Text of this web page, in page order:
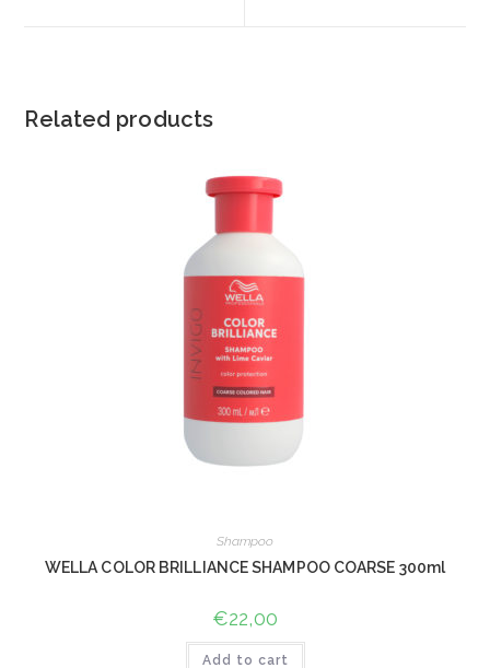
Related products
Shampoo
WELLA COLOR BRILLIANCE SHAMPOO COARSE 300ml
€22,00
Add to cart